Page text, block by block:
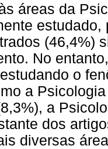
áreas da
(46,4%)
No
o
a
a
dos
diversas